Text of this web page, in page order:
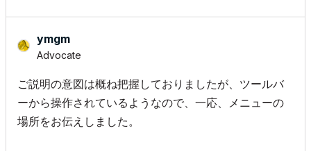
ymgm
Advocate
ご説明の意図は概ね把握しておりましたが、ツールバ
ーから操作されているようなので、一応、メニューの
場所をお伝えしました。